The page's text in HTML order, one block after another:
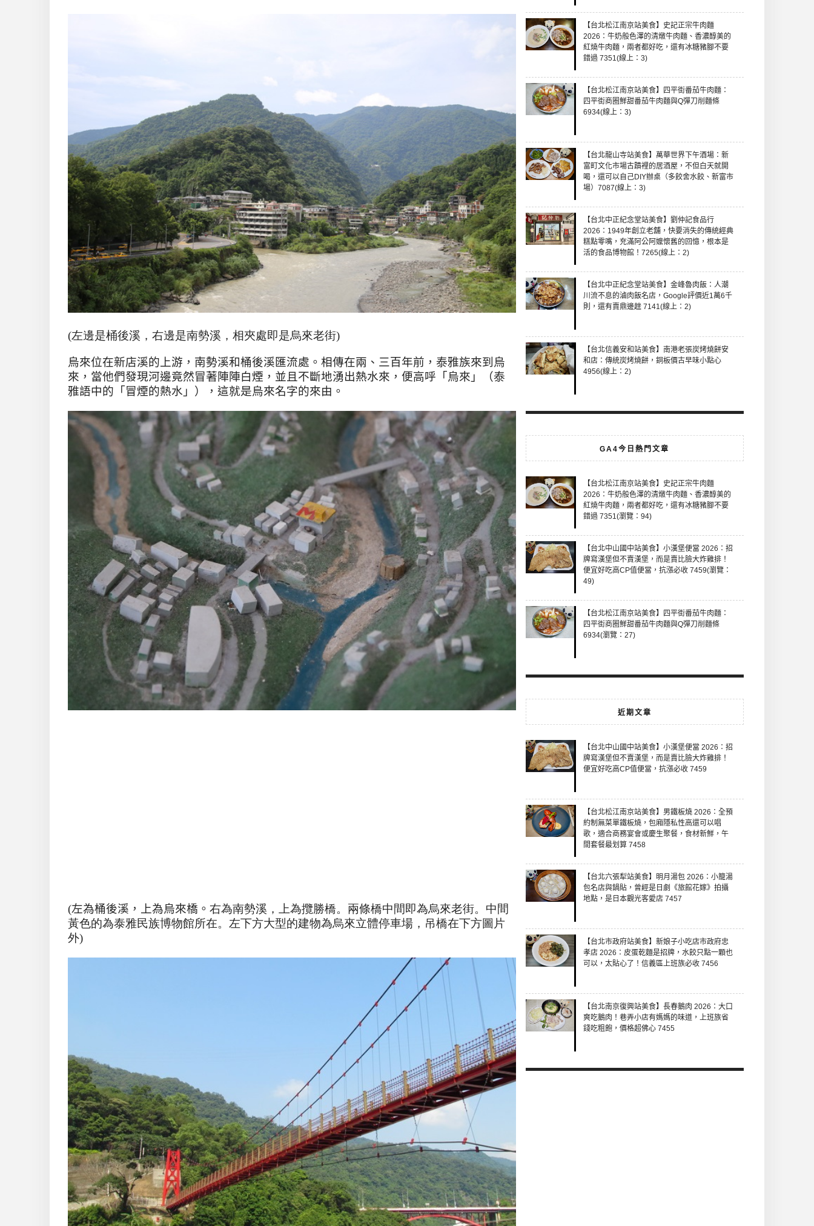
(左邊是桶後溪，右邊是南勢溪，相夾處即是烏來老街)
烏來位在新店溪的上游，南勢溪和桶後溪匯流處。相傳在兩、三百年前，泰雅族來到烏
來，當他們發現河邊竟然冒著陣陣白煙，並且不斷地湧出熱水來，便高呼「烏來」（泰
雅語中的「冒煙的熱水」），這就是烏來名字的來由。
(左為桶後溪，上為烏來橋。 右為南勢溪，上為攬勝橋。兩條橋中間即為烏來老街。中間
黃色的為泰雅民族博物館所在。左下方大型的建物為烏來立體停車場，吊橋在下方圖片
外)
【台北松江南京站美食】史記正宗牛肉麵
2026：牛奶般色澤的清燉牛肉麵、香濃醇美的
紅燒牛肉麵，兩者都好吃，還有冰糖豬腳不要
錯過 7351(線上：3)
【台北松江南京站美食】四平街番茄牛肉麵：
四平街商圈鮮甜番茄牛肉麵與Q彈刀削麵條
6934(線上：3)
【台北龍山寺站美食】萬華世界下午酒場：新
富町文化市場古蹟裡的居酒屋，不但白天就開
喝，還可以自己DIY辦桌（多餃舍水餃、新富市
場）7087(線上：3)
【台北中正紀念堂站美食】劉仲記食品行
2026：1949年創立老舖，快要消失的傳統經典
糕點零嘴，充滿阿公阿嬤懷舊的回憶，根本是
活的食品博物館！7265(線上：2)
【台北中正紀念堂站美食】金峰魯肉飯：人潮
川流不息的滷肉飯名店，Google評價近1萬6千
則，還有賣鼎邊趖 7141(線上：2)
【台北信義安和站美食】南港老張炭烤燒餅安
和店：傳統炭烤燒餅，銅板價古早味小點心
4956(線上：2)
GA4今日熱門文章
【台北松江南京站美食】史記正宗牛肉麵
2026：牛奶般色澤的清燉牛肉麵、香濃醇美的
紅燒牛肉麵，兩者都好吃，還有冰糖豬腳不要
錯過 7351(瀏覽：94)
【台北中山國中站美食】小漢堡便當 2026：招
牌寫漢堡但不賣漢堡，而是賣比臉大炸雞排！
便宜好吃高CP值便當，抗漲必收 7459(瀏覽：
49)
【台北松江南京站美食】四平街番茄牛肉麵：
四平街商圈鮮甜番茄牛肉麵與Q彈刀削麵條
6934(瀏覽：27)
近期文章
【台北中山國中站美食】小漢堡便當 2026：招
牌寫漢堡但不賣漢堡，而是賣比臉大炸雞排！
便宜好吃高CP值便當，抗漲必收 7459
【台北松江南京站美食】男鐵板燒 2026：全預
約制無菜單鐵板燒，包廂隱私性高還可以唱
歌，適合商務宴會或慶生聚餐，食材新鮮，午
間套餐最划算 7458
【台北六張犁站美食】明月湯包 2026：小籠湯
包名店與鍋貼，曾經是日劇《旅館花嫁》拍攝
地點，是日本觀光客愛店 7457
【台北市政府站美食】新娘子小吃店市政府忠
孝店 2026：皮蛋乾麵是招牌，水餃只點一顆也
可以，太貼心了！信義區上班族必收 7456
【台北南京復興站美食】長春鵝肉 2026：大口
爽吃鵝肉！巷弄小店有媽媽的味道，上班族省
錢吃粗飽，價格超佛心 7455